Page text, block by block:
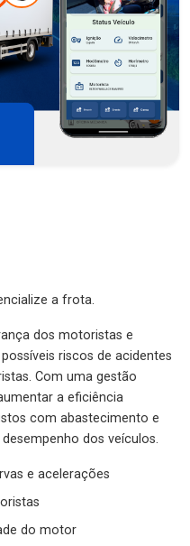
a frota.
dos motoristas e
riscos de acidentes
Com uma gestão
a eficiência
com abastecimento e
dos veículos.
e acelerações
do motor